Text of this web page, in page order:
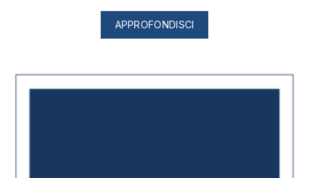
APPROFONDISCI